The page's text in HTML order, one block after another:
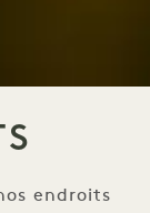
endroits